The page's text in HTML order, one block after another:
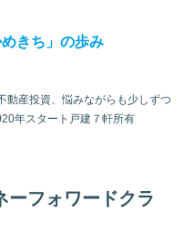
きち」の歩み
動産投資、悩みながらも少しずつ
年スタート戸建７軒所有
ーフォワードクラ